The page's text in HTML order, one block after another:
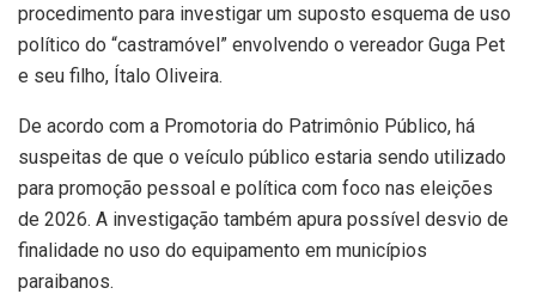
procedimento para investigar um suposto esquema de uso
político do “castramóvel” envolvendo o vereador Guga Pet
e seu filho, Ítalo Oliveira.
De acordo com a Promotoria do Patrimônio Público, há
suspeitas de que o veículo público estaria sendo utilizado
para promoção pessoal e política com foco nas eleições
de 2026. A investigação também apura possível desvio de
finalidade no uso do equipamento em municípios
paraibanos.